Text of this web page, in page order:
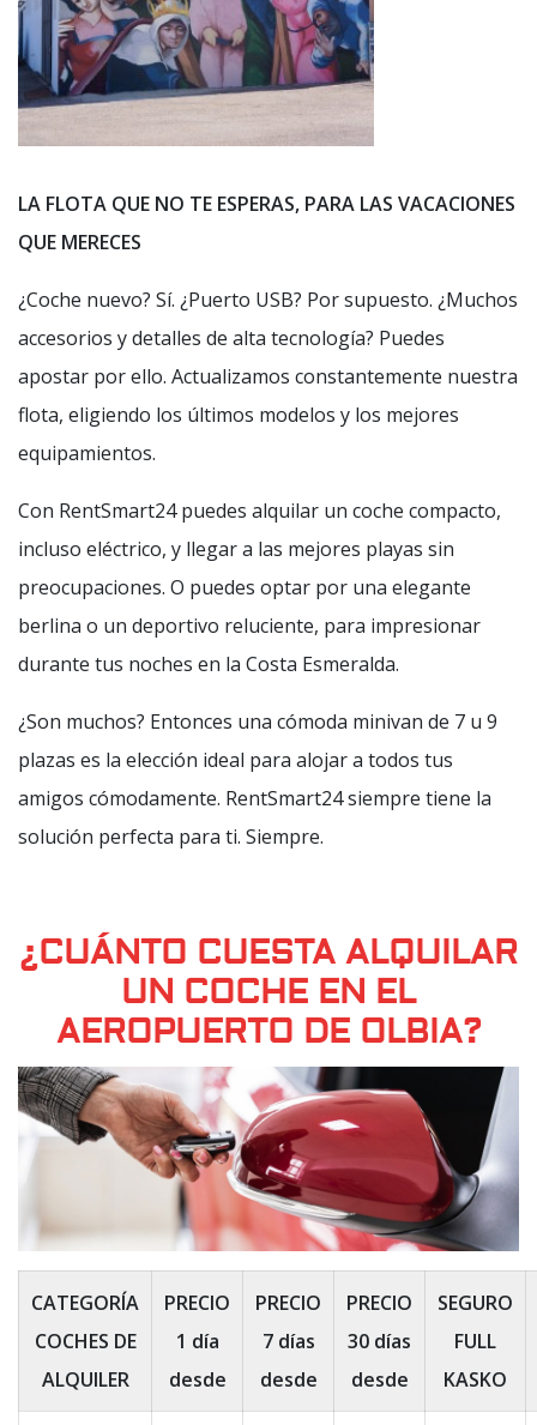
LA FLOTA QUE NO TE ESPERAS, PARA LAS VACACIONES
QUE MERECES
¿Coche nuevo? Sí. ¿Puerto USB? Por supuesto. ¿Muchos
accesorios y detalles de alta tecnología? Puedes
apostar por ello. Actualizamos constantemente nuestra
flota, eligiendo los últimos modelos y los mejores
equipamientos.
Con RentSmart24 puedes alquilar un coche compacto,
incluso eléctrico, y llegar a las mejores playas sin
preocupaciones. O puedes optar por una elegante
berlina o un deportivo reluciente, para impresionar
durante tus noches en la Costa Esmeralda.
¿Son muchos? Entonces una cómoda minivan de 7 u 9
plazas es la elección ideal para alojar a todos tus
amigos cómodamente. RentSmart24 siempre tiene la
solución perfecta para ti. Siempre.
¿CUÁNTO CUESTA ALQUILAR
UN COCHE EN EL
AEROPUERTO DE OLBIA?
CATEGORÍA
COCHES DE
ALQUILER
PRECIO
1 día
desde
PRECIO
7 días
desde
PRECIO
30 días
desde
SEGURO
FULL
KASKO